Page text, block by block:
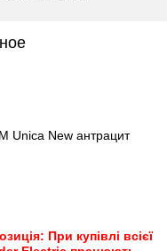
Unica New антрацит
При купівлі всієї